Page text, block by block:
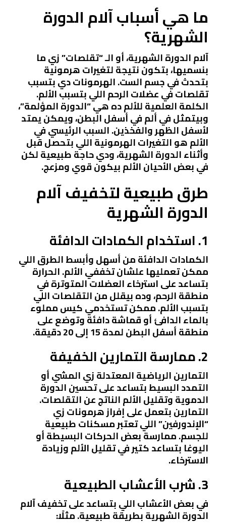
ما هي أسباب آلام الدورة
الشهرية؟
آلام الدورة الشهرية، أو الـ “تقلصات” زي ما
بنسميها، بتكون نتيجة لتغيرات هرمونية
بتحدث في جسم الست. الهرمونات دي بتسبب
تقلصات في عضلات الرحم اللي بتسبب الألم.
الكلمة العلمية للألم ده هي “الدورة المؤلمة”،
وبيتمثل في ألم في أسفل البطن، ويمكن يمتد
لأسفل الظهر والفخذين. السبب الرئيسي في
الألم هو التغيرات الهرمونية اللي بتحصل قبل
وأثناء الدورة الشهرية، ودي حاجة طبيعية لكن
في بعض الأحيان الألم بيكون قوي ومزعج.
طرق طبيعية لتخفيف آلام
الدورة الشهرية
1. استخدام الكمادات الدافئة
الكمادات الدافئة من أسهل وأبسط الطرق اللي
ممكن تعمليها علشان تخففي الألم. الحرارة
بتساعد على استرخاء العضلات المتوترة في
منطقة الرحم، وده بيقلل من التقلصات اللي
بتسبب الألم. ممكن تستخدمي كيس مملوء
بالماء الدافئ أو قماشة دافئة وتوضع على
منطقة أسفل البطن لمدة 15 إلى 20 دقيقة.
2. ممارسة التمارين الخفيفة
التمارين الرياضية المعتدلة زي المشي أو
التمدد البسيط بتساعد على تحسين الدورة
الدموية وتقليل الألم الناتج عن التقلصات.
التمارين بتعمل على إفراز هرمونات زي
“الإندورفين” اللي تعتبر مسكنات طبيعية
للجسم. ممارسة بعض الحركات البسيطة أو
اليوغا بتساعد كتير في تقليل الألم وزيادة
الاسترخاء.
3. شرب الأعشاب الطبيعية
في بعض الأعشاب اللي بتساعد على تخفيف آلام
الدورة الشهرية بطريقة طبيعية. مثلًا: